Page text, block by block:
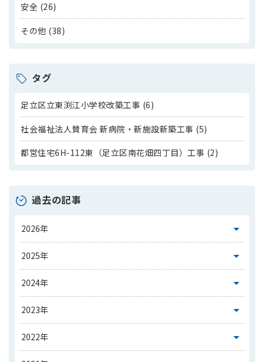
安全 (26)
その他 (38)
タグ
足立区立東渕江小学校改築工事 (6)
社会福祉法人賛育会 新病院・新施設新築工事 (5)
都営住宅6H-112東（足立区南花畑四丁目）工事 (2)
過去の記事